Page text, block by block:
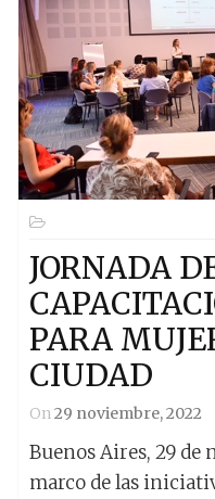
JORNADA
PARA
CIUDAD
On29 noviembre, 2022
Buenos Aires, 29 de
marco de las